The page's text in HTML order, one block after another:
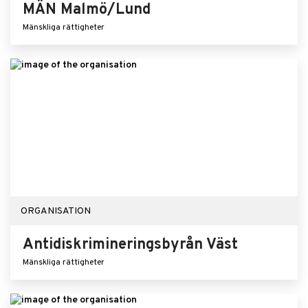
MÄN Malmö/Lund
Mänskliga rättigheter
ORGANISATION
Antidiskrimineringsbyrån Väst
Mänskliga rättigheter